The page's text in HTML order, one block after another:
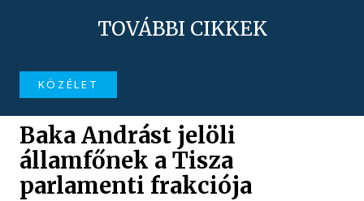
TOVÁBBI CIKKEK
KÖZÉLET
Baka Andrást jelöli
államfőnek a Tisza
parlamenti frakciója